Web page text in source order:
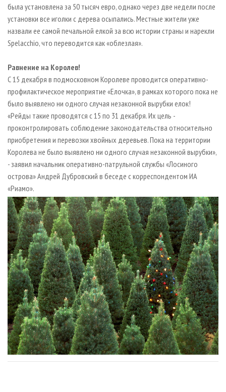
была установлена за 50 тысяч евро, однако через две недели после
установки все иголки с дерева осыпались. Местные жители уже
назвали ее самой печальной елкой за всю истории страны и нарекли
Spelacchio, что переводится как «облезлая».
Равнение на Королев!
С 15 декабря в подмосковном Королеве проводится оперативно-
профилактическое мероприятие «Елочка», в рамках которого пока не
было выявлено ни одного случая незаконной вырубки елок!
«Рейды такие проводятся с 15 по 31 декабря. Их цель -
проконтролировать соблюдение законодательства относительно
приобретения и перевозки хвойных деревьев. Пока на территории
Королева не было выявлено ни одного случая незаконной вырубки»,
- заявил начальник оперативно-патрульной службы «Лосиного
острова» Андрей Дубровский в беседе с корреспондентом ИА
«Риамо».